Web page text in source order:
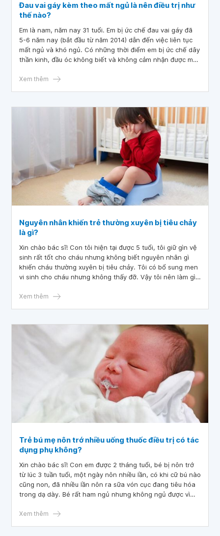
Đau vai gáy kèm theo mất ngủ là nên điều trị như
thế nào?
Em là nam, năm nay 31 tuổi. Em bị ức chế đau vai gáy đã
5-6 năm nay (bắt đầu từ năm 2014) dẫn đến việc liên tục
mất ngủ và khó ngủ. Có những thời điểm em bị ức chế dây
thần kinh, đầu óc không biết và không cảm nhận được môi
Xem thêm
Nguyên nhân khiến trẻ thường xuyên bị tiêu chảy
là gì?
Xin chào bác sĩ! Con tôi hiện tại được 5 tuổi, tôi giữ gìn vệ
sinh rất tốt cho cháu nhưng không biết nguyên nhân gì
khiến cháu thường xuyên bị tiêu chảy. Tôi có bổ sung men
vi sinh cho cháu nhưng không thấy đỡ. Vậy tôi nên làm gì
Xem thêm
Trẻ bú mẹ nôn trớ nhiều uống thuốc điều trị có tác
dụng phụ không?
Xin chào bác sĩ! Con em được 2 tháng tuổi, bé bị nôn trớ
từ lúc 3 tuần tuổi, một ngày nôn nhiều lần, có khi cữ bú nào
cũng non, đã nhiều lần nôn ra sữa vón cục đang tiêu hóa
trong dạ dày. Bé rất ham ngủ nhưng không ngủ được vì
khóc thét vì khó chịu. Ngoài vấn đề đó ra bé không còn
Xem thêm